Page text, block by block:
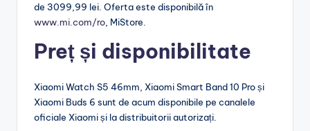
de 3099,99 lei. Oferta este disponibilă în
www.mi.com/ro , MiStore.
Preț și disponibilitate
Xiaomi Watch S5 46mm, Xiaomi Smart Band 10 Pro și
Xiaomi Buds 6 sunt de acum disponibile pe canalele
oficiale Xiaomi și la distribuitorii autorizați.